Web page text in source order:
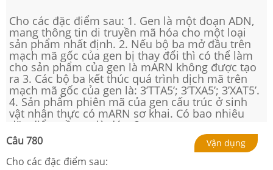
Cho các đặc điểm sau: 1. Gen là một đoạn ADN,
mang thông tin di truyền mã hóa cho một loại
sản phẩm nhất định. 2. Nếu bộ ba mở đầu trên
mạch mã gốc của gen bị thay đổi thì có thể làm
cho sản phẩm của gen là mARN không được tạo
ra 3. Các bộ ba kết thúc quá trình dịch mã trên
mạch mã gốc của gen là: 3’TTA5’; 3’TXA5’; 3’XAT5’.
4. Sản phẩm phiên mã của gen cấu trúc ở sinh
vật nhân thực có mARN sơ khai. Có bao nhiêu
đặc điểm về gen là đúng?
Câu 780 Vận dụng
Cho các đặc điểm sau: